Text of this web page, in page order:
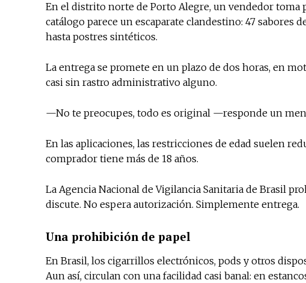
En el distrito norte de Porto Alegre, un vendedor toma
catálogo parece un escaparate clandestino: 47 sabores
hasta postres sintéticos.
La entrega se promete en un plazo de dos horas, en
casi sin rastro administrativo alguno.
—No te preocupes, todo es original —responde un
En las aplicaciones, las restricciones de edad suelen
comprador tiene más de 18 años.
La Agencia Nacional de Vigilancia Sanitaria de Brasil
discute. No espera autorización. Simplemente entrega.
Una prohibición de papel
En Brasil, los cigarrillos electrónicos, pods y otros
Aun así, circulan con una facilidad casi banal: en